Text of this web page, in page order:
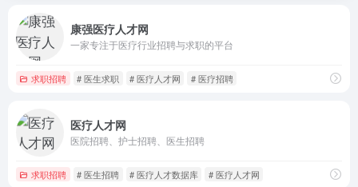
康强医疗人才网
一家专注于医疗行业招聘与求职的平台
求职招聘 # 医生求职 # 医疗人才网 # 医疗招聘
医疗人才网
医院招聘、护士招聘、医生招聘
求职招聘 # 医生招聘 # 医疗人才数据库 # 医疗人才网